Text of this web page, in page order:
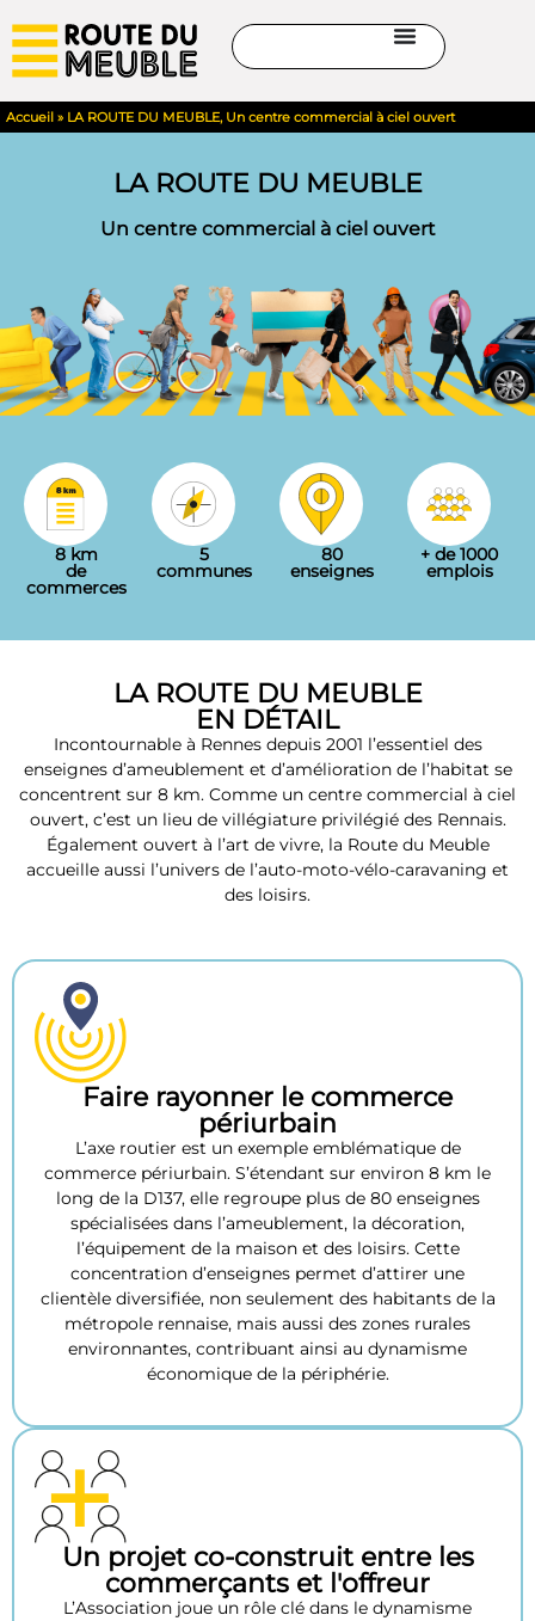
Accueil » LA ROUTE DU MEUBLE, Un centre commercial à ciel ouvert
LA ROUTE DU MEUBLE
Un centre commercial à ciel ouvert
8 km
de
commerces
5
communes
80
enseignes
+ de 1000
emplois
LA ROUTE DU MEUBLE
EN DÉTAIL
Incontournable à Rennes depuis 2001 l’essentiel des
enseignes d’ameublement et d’amélioration de l’habitat se
concentrent sur 8 km. Comme un centre commercial à ciel
ouvert, c’est un lieu de villégiature privilégié des Rennais.
Également ouvert à l’art de vivre, la Route du Meuble
accueille aussi l’univers de l’auto-moto-vélo-caravaning et
des loisirs.
Faire rayonner le commerce
périurbain
L’axe routier est un exemple emblématique de
commerce périurbain. S’étendant sur environ 8 km le
long de la D137, elle regroupe plus de 80 enseignes
spécialisées dans l’ameublement, la décoration,
l’équipement de la maison et des loisirs. Cette
concentration d’enseignes permet d’attirer une
clientèle diversifiée, non seulement des habitants de la
métropole rennaise, mais aussi des zones rurales
environnantes, contribuant ainsi au dynamisme
économique de la périphérie.
Un projet co-construit entre les
commerçants et l'offreur
L’Association joue un rôle clé dans le dynamisme